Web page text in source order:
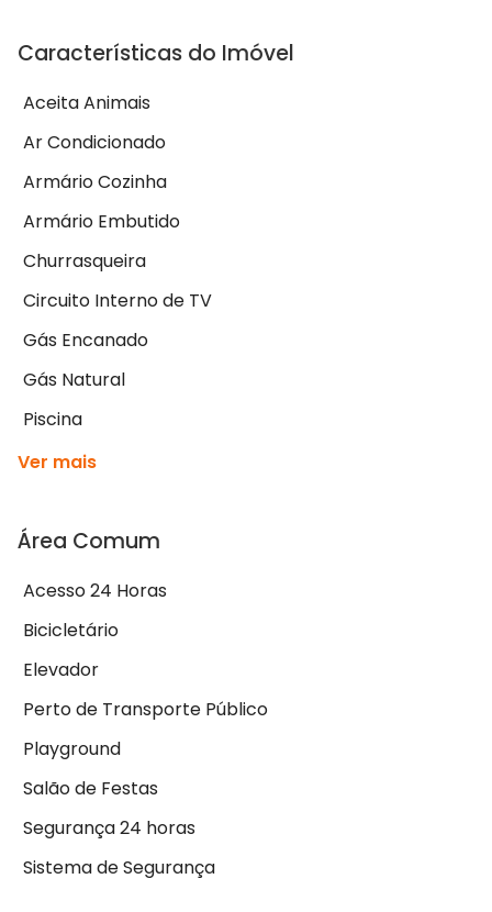
Características do Imóvel
Aceita Animais
Ar Condicionado
Armário Cozinha
Armário Embutido
Churrasqueira
Circuito Interno de TV
Gás Encanado
Gás Natural
Piscina
Ver mais
Área Comum
Acesso 24 Horas
Bicicletário
Elevador
Perto de Transporte Público
Playground
Salão de Festas
Segurança 24 horas
Sistema de Segurança